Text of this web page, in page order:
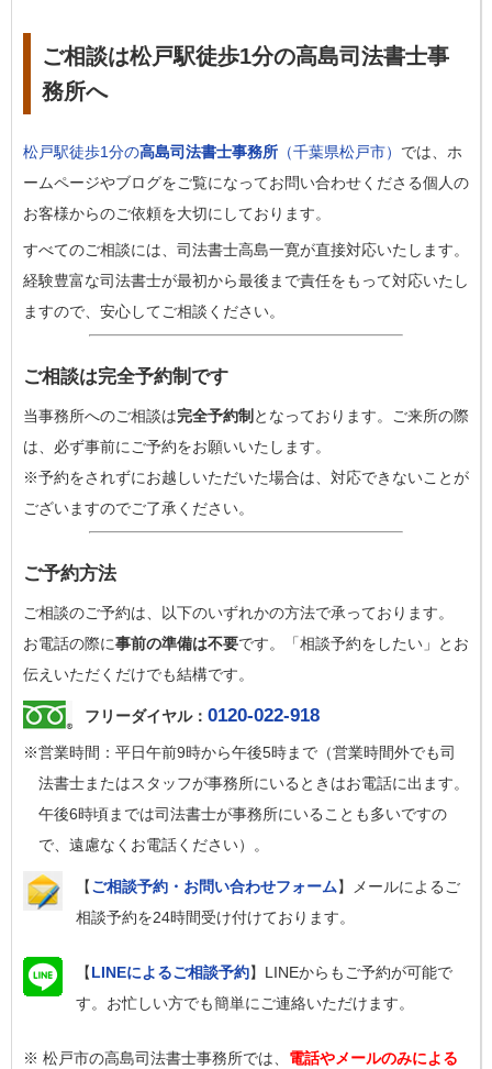
ご相談は松戸駅徒歩1分の高島司法書士事
務所へ
松戸駅徒歩1分の高島司法書士事務所 （千葉県松戸市） では、ホ
ームページやブログをご覧になってお問い合わせくださる個人の
お客様からのご依頼を大切にしております。
すべてのご相談には、司法書士高島一寛が直接対応いたします。
経験豊富な司法書士が最初から最後まで責任をもって対応いたし
ますので、安心してご相談ください。
ご相談は完全予約制です
当事務所へのご相談は完全予約制 となっております。ご来所の際
は、必ず事前にご予約をお願いいたします。
※予約をされずにお越しいただいた場合は、対応できないことが
ございますのでご了承ください。
ご予約方法
ご相談のご予約は、以下のいずれかの方法で承っております。
お電話の際に事前の準備は不要です。「相談予約をしたい」とお
伝えいただくだけでも結構です。
フリーダイヤル： 0120-022-918
※営業時間：平日午前9時から午後5時まで（営業時間外でも司
法書士またはスタッフが事務所にいるときはお電話に出ます。
午後6時頃までは司法書士が事務所にいることも多いですの
で、遠慮なくお電話ください）。
【ご相談予約・お問い合わせフォーム】メールによるご
相談予約を24時間受け付けております。
【LINEによるご相談予約】LINEからもご予約が可能で
す。お忙しい方でも簡単にご連絡いただけます。
※ 松戸市の高島司法書士事務所では、 電話やメールのみによる